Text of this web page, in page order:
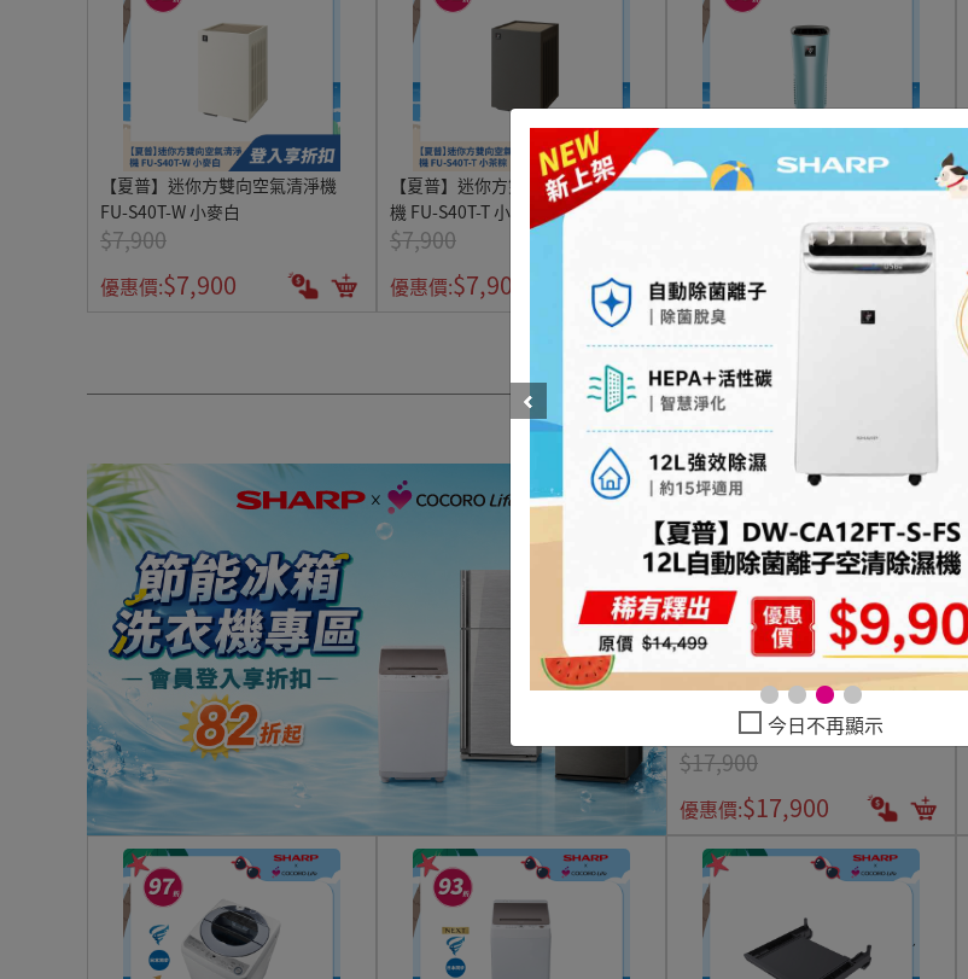
【夏普】迷你方雙向空氣清淨機
FU-S40T-W 小麥白
$7,900
優惠價:$7,900
【夏普】迷你方雙向速淨空氣清淨
機 FU-S40T-T 小茶棕
$7,900
優惠價:$7,900
【夏普】隨身型空氣淨化器IG-
優惠價:$3,990
節能冰箱|洗衣機專區
【夏普】13公升無孔槽變頻洗衣機
ES-ASF13T
$17,900
優惠價:$17,900
今日不再顯示